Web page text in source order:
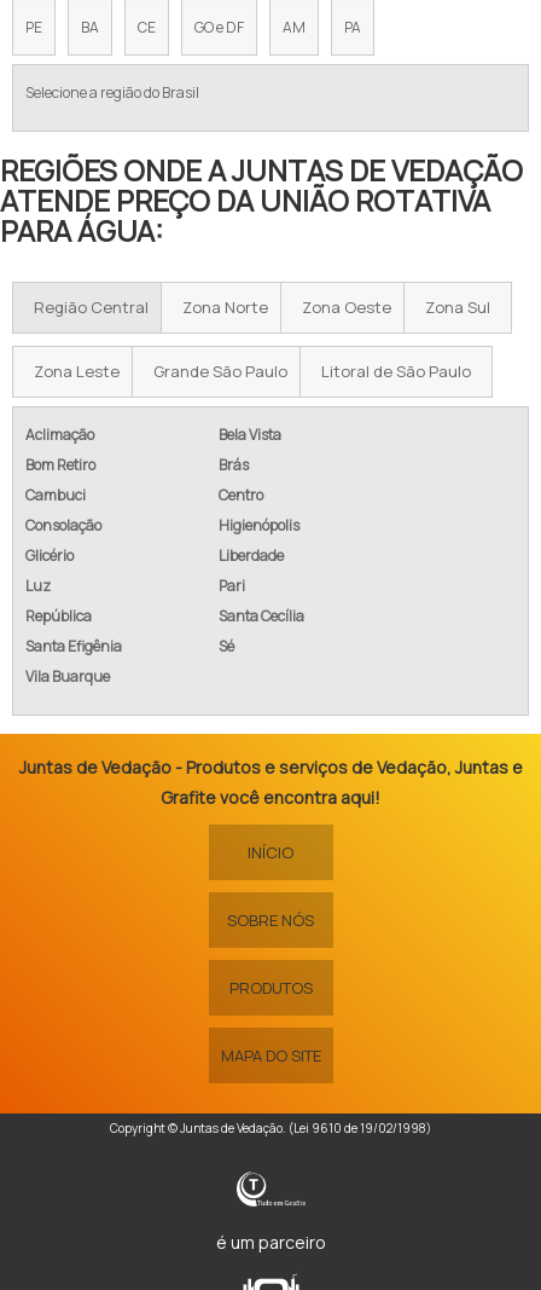
PE BA CE GO e DF AM PA
Selecione a região do Brasil
REGIÕES ONDE A JUNTAS DE VEDAÇÃO
ATENDE PREÇO DA UNIÃO ROTATIVA
PARA ÁGUA:
Região Central Zona Norte Zona Oeste Zona Sul
Zona Leste Grande São Paulo Litoral de São Paulo
Aclimação
Bela Vista
Bom Retiro
Brás
Cambuci
Centro
Consolação
Higienópolis
Glicério
Liberdade
Luz
Pari
República
Santa Cecília
Santa Efigênia
Sé
Vila Buarque
Juntas de Vedação - Produtos e serviços de Vedação, Juntas e
Grafite você encontra aqui!
INÍCIO
SOBRE NÓS
PRODUTOS
MAPA DO SITE
Copyright © Juntas de Vedação. (Lei 9610 de 19/02/1998)
é um parceiro